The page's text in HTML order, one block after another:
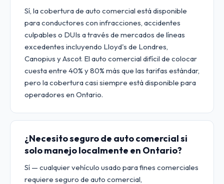
Sí, la cobertura de auto comercial está disponible
para conductores con infracciones, accidentes
culpables o DUIs a través de mercados de líneas
excedentes incluyendo Lloyd's de Londres,
Canopius y Ascot. El auto comercial difícil de colocar
cuesta entre 40% y 80% más que las tarifas estándar,
pero la cobertura casi siempre está disponible para
operadores en Ontario.
¿Necesito seguro de auto comercial si
solo manejo localmente en Ontario?
Sí — cualquier vehículo usado para fines comerciales
requiere seguro de auto comercial,